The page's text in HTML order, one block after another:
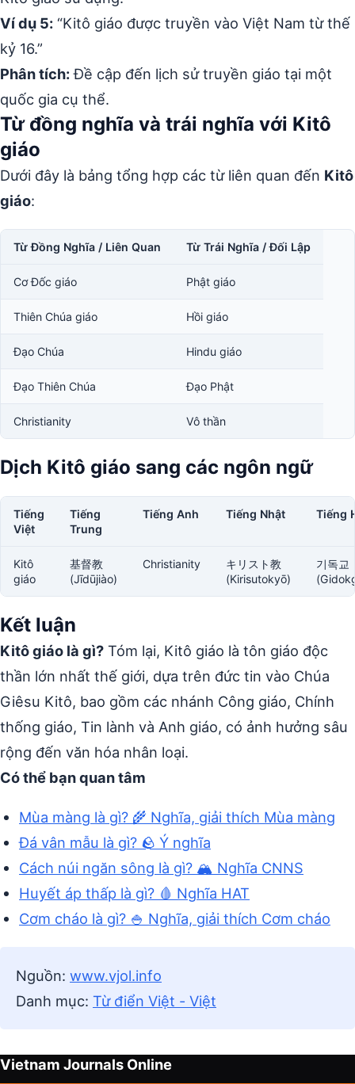
Ví dụ 5: “Kitô giáo được truyền vào Việt Nam từ thế
kỷ 16.”
Phân tích:Đề cập đến lịch sử truyền giáo tại một
quốc gia cụ thể.
Từ đồng nghĩa và trái nghĩa với Kitô
giáo
Dưới đây là bảng tổng hợp các từ liên quan đến Kitô
giáo:
Từ Đồng Nghĩa / Liên Quan Từ Trái Nghĩa / Đối Lập
Cơ Đốc giáo Phật giáo
Thiên Chúa giáo Hồi giáo
Đạo Chúa Hindu giáo
Đạo Thiên Chúa Đạo Phật
Christianity Vô thần
Dịch Kitô giáo sang các ngôn ngữ
Tiếng
Việt
Tiếng
Trung
Tiếng Anh Tiếng Nhật Tiếng
Kitô
giáo
基督教
(Jīdūjiào)
Christianity
キリスト教
(Kirisutokyō)
기독교
Kết luận
Kitô giáo là gì? Tóm lại, Kitô giáo là tôn giáo độc
thần lớn nhất thế giới, dựa trên đức tin vào Chúa
Giêsu Kitô, bao gồm các nhánh Công giáo, Chính
thống giáo, Tin lành và Anh giáo, có ảnh hưởng sâu
rộng đến văn hóa nhân loại.
Có thể bạn quan tâm
Mùa màng là gì? 🌾 Nghĩa, giải thích Mùa màng
Đá vân mẫu là gì? 🪨 Ý nghĩa
Cách núi ngăn sông là gì? 🏔️ Nghĩa CNNS
Huyết áp thấp là gì? 🩸 Nghĩa HAT
Cơm cháo là gì? 🍚 Nghĩa, giải thích Cơm cháo
Nguồn: www.vjol.info
Danh mục: Từ điển Việt - Việt
Vietnam Journals Online